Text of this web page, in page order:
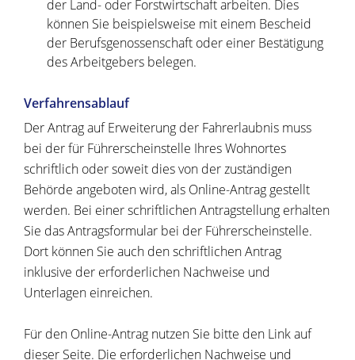
der Land- oder Forstwirtschaft arbeiten. Dies
können Sie beispielsweise mit einem Bescheid
der Berufsgenossenschaft oder einer Bestätigung
des Arbeitgebers belegen.
Verfahrensablauf
Der Antrag auf Erweiterung der Fahrerlaubnis muss
bei der für Führerscheinstelle Ihres Wohnortes
schriftlich oder soweit dies von der zuständigen
Behörde angeboten wird, als Online-Antrag gestellt
werden. Bei einer schriftlichen Antragstellung erhalten
Sie das Antragsformular bei der Führerscheinstelle.
Dort können Sie auch den schriftlichen Antrag
inklusive der erforderlichen Nachweise und
Unterlagen einreichen.
Für den Online-Antrag nutzen Sie bitte den Link auf
dieser Seite. Die erforderlichen Nachweise und